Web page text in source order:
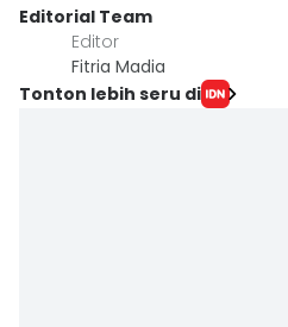
Editorial Team
Editor
Fitria Madia
Tonton lebih seru di